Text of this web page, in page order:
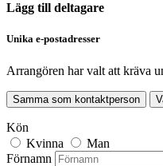
Lägg till deltagare
Unika e-postadresser
Arrangören har valt att kräva
Samma som kontaktperson
Kön
Kvinna
Man
Förnamn